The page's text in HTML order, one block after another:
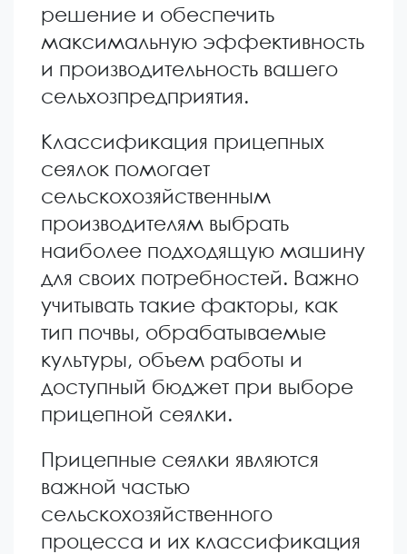
решение и обеспечить
максимальную эффективность
и производительность вашего
сельхозпредприятия.
Классификация прицепных
сеялок помогает
сельскохозяйственным
производителям выбрать
наиболее подходящую машину
для своих потребностей. Важно
учитывать такие факторы, как
тип почвы, обрабатываемые
культуры, объем работы и
доступный бюджет при выборе
прицепной сеялки.
Прицепные сеялки являются
важной частью
сельскохозяйственного
процесса и их классификация